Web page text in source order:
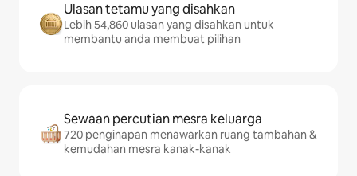
Ulasan tetamu yang disahkan
Lebih 54,860 ulasan yang disahkan untuk
membantu anda membuat pilihan
Sewaan percutian mesra keluarga
720 penginapan menawarkan ruang tambahan &
kemudahan mesra kanak-kanak